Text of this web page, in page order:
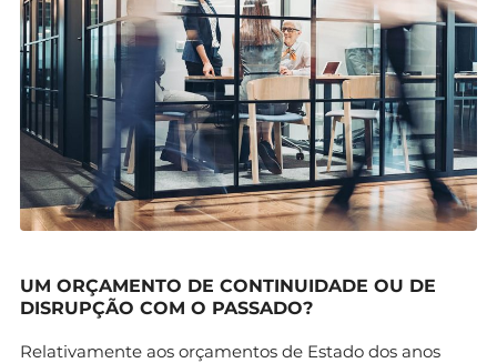
UM ORÇAMENTO DE CONTINUIDADE OU DE
DISRUPÇÃO COM O PASSADO?
Relativamente aos orçamentos de Estado dos anos